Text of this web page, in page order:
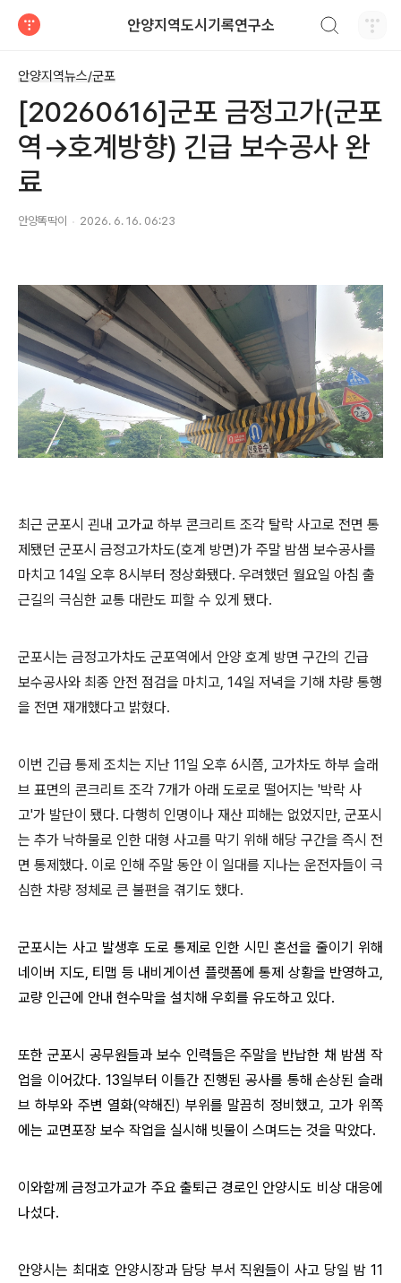
안양지역도시기록연구소
안양지역뉴스/군포
[20260616]군포 금정고가(군포
역→호계방향) 긴급 보수공사 완
료
안양똑딱이 2026. 6. 16. 06:23
최근 군포시 괸내 고가교 하부 콘크리트 조각 탈락 사고로 전면 통
제됐던 군포시 금정고가차도(호계 방면)가 주말 밤샘 보수공사를
마치고 14일 오후 8시부터 정상화됐다. 우려했던 월요일 아침 출
근길의 극심한 교통 대란도 피할 수 있게 됐다.
군포시는 금정고가차도 군포역에서 안양 호계 방면 구간의 긴급
보수공사와 최종 안전 점검을 마치고, 14일 저녁을 기해 차량 통행
을 전면 재개했다고 밝혔다.
이번 긴급 통제 조치는 지난 11일 오후 6시쯤, 고가차도 하부 슬래
브 표면의 콘크리트 조각 7개가 아래 도로로 떨어지는 '박락 사
고'가 발단이 됐다. 다행히 인명이나 재산 피해는 없었지만, 군포시
는 추가 낙하물로 인한 대형 사고를 막기 위해 해당 구간을 즉시 전
면 통제했다. 이로 인해 주말 동안 이 일대를 지나는 운전자들이 극
심한 차량 정체로 큰 불편을 겪기도 했다.
군포시는 사고 발생후 도로 통제로 인한 시민 혼선을 줄이기 위해
네이버 지도, 티맵 등 내비게이션 플랫폼에 통제 상황을 반영하고,
교량 인근에 안내 현수막을 설치해 우회를 유도하고 있다.
또한 군포시 공무원들과 보수 인력들은 주말을 반납한 채 밤샘 작
업을 이어갔다. 13일부터 이틀간 진행된 공사를 통해 손상된 슬래
브 하부와 주변 열화(약해진) 부위를 말끔히 정비했고, 고가 위쪽
에는 교면포장 보수 작업을 실시해 빗물이 스며드는 것을 막았다.
이와함께 금정고가교가 주요 출퇴근 경로인 안양시도 비상 대응에
나섰다.
안양시는 최대호 안양시장과 담당 부서 직원들이 사고 당일 밤 11